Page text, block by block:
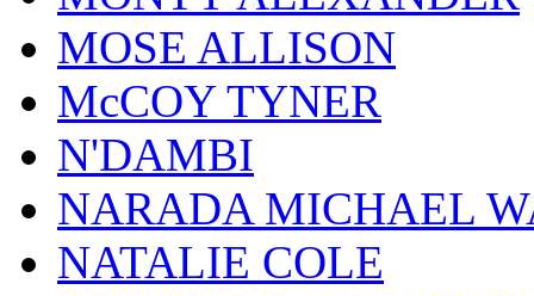
MOSE ALLISON
McCOY TYNER
N'DAMBI
NARADA MICHAEL
NATALIE COLE